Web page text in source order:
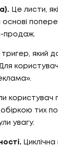
Це листи,
продаж.
який
користувач
тих
увагу.